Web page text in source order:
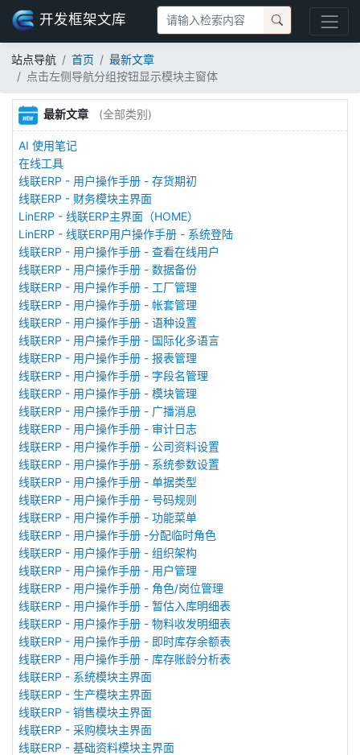
开发框架文库
站点导航 首页
最新文章
点击左侧导航分组按钮显示模块主窗体
最新文章 (全部类别)
AI 使用笔记
在线工具
线联ERP - 用户操作手册 - 存货期初
线联ERP - 财务模块主界面
LinERP - 线联ERP主界面（HOME）
LinERP - 线联ERP用户操作手册 - 系统登陆
线联ERP - 用户操作手册 - 查看在线用户
线联ERP - 用户操作手册 - 数据备份
线联ERP - 用户操作手册 - 工厂管理
线联ERP - 用户操作手册 - 帐套管理
线联ERP - 用户操作手册 - 语种设置
线联ERP - 用户操作手册 - 国际化多语言
线联ERP - 用户操作手册 - 报表管理
线联ERP - 用户操作手册 - 字段名管理
线联ERP - 用户操作手册 - 模块管理
线联ERP - 用户操作手册 - 广播消息
线联ERP - 用户操作手册 - 审计日志
线联ERP - 用户操作手册 - 公司资料设置
线联ERP - 用户操作手册 - 系统参数设置
线联ERP - 用户操作手册 - 单据类型
线联ERP - 用户操作手册 - 号码规则
线联ERP - 用户操作手册 - 功能菜单
线联ERP - 用户操作手册 -分配临时角色
线联ERP - 用户操作手册 - 组织架构
线联ERP - 用户操作手册 - 用户管理
线联ERP - 用户操作手册 - 角色/岗位管理
线联ERP - 用户操作手册 - 暂估入库明细表
线联ERP - 用户操作手册 - 物料收发明细表
线联ERP - 用户操作手册 - 即时库存余额表
线联ERP - 用户操作手册 - 库存账龄分析表
线联ERP - 系统模块主界面
线联ERP - 生产模块主界面
线联ERP - 销售模块主界面
线联ERP - 采购模块主界面
线联ERP - 基础资料模块主界面